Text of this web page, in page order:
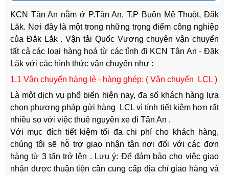
KCN Tân An nằm ở P.Tân An, T.P Buôn Mê Thuột, Đăk
Lăk. Nơi đây là một trong những trọng điểm công nghiệp
của Đắk Lắk . Vận tải Quốc Vương chuyên vận chuyển
tất cả các loại hàng hoá từ các tỉnh đi KCN Tân An - Đăk
Lăk với các hình thức vận chuyển như :
1.1 Vận chuyển hàng lẻ - hàng ghép: ( Vận chuyển LCL )
Là một dịch vụ phổ biến hiện nay, đa số khách hàng lựa
chọn phương pháp gửi hàng LCL vì tính tiết kiệm hơn rất
nhiều so với việc thuê nguyên xe đi Tân An .
Với mục đích tiết kiệm tối đa chi phí cho khách hàng,
chúng tôi sẽ hỗ trợ giao nhận tận nơi đối với các đơn
hàng từ 3 tấn trở lên . Lưu ý: Để đảm bảo cho việc giao
nhận được thuận tiện cần cung cấp địa chỉ giao hàng và